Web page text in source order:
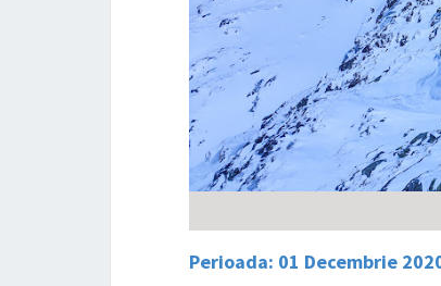
Perioada: 01 Decembrie